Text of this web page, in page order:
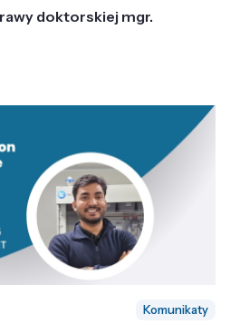
doktorskiej mgr.
Komunikaty